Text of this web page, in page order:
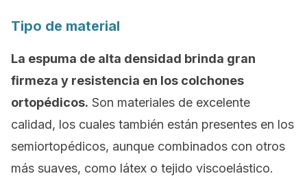
Tipo de material
La espuma de alta densidad brinda gran
firmeza y resistencia en los colchones
ortopédicos. Son materiales de excelente
calidad, los cuales también están presentes en los
semiortopédicos, aunque combinados con otros
más suaves, como látex o tejido viscoelástico.